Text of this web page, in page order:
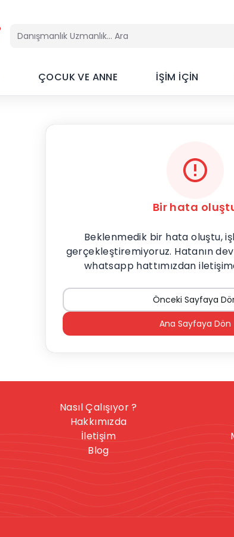
ÇOCUK VE ANNE İŞİM İÇİN
Bir hata
Beklenmedik bir hata oluştu,
gerçekleştiremiyoruz. Hatanın
whatsapp hattımızdan
Önceki Sayfaya
Ana Sayfaya Dön
Nasıl Çalışıyor ?
Hakkımızda
İletişim
Blog